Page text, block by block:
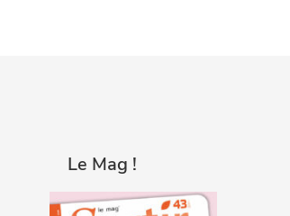
Le Mag !